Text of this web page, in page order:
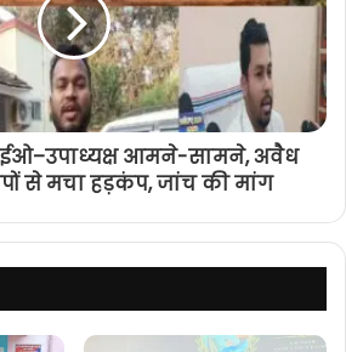
आमने-सामने, अवैध
से मचा हड़कंप, जांच की मांग